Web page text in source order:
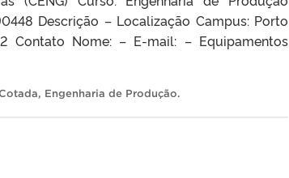
Descrição – Localização Campus: Porto
Contato Nome: – E-mail: – Equipamentos
, Engenharia de Produção.